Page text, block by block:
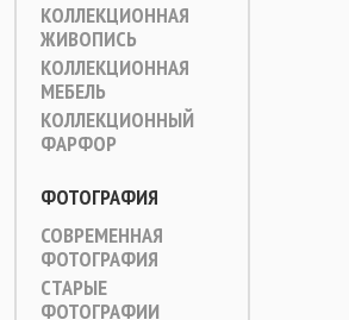
КОЛЛЕКЦИОННАЯ
ЖИВОПИСЬ
КОЛЛЕКЦИОННАЯ
МЕБЕЛЬ
КОЛЛЕКЦИОННЫЙ
ФАРФОР
ФОТОГРАФИЯ
СОВРЕМЕННАЯ
ФОТОГРАФИЯ
СТАРЫЕ
ФОТОГРАФИИ